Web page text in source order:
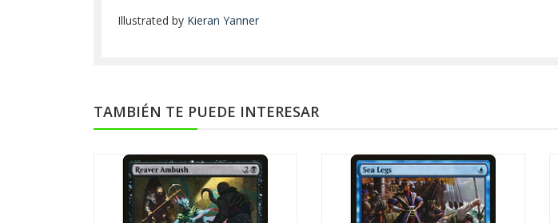
Illustrated by Kieran Yanner
TAMBIÉN TE PUEDE INTERESAR